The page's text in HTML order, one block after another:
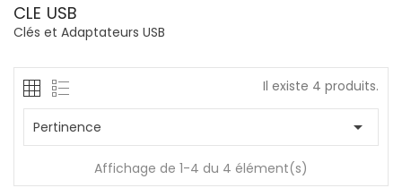
CLE USB
Clés et Adaptateurs USB
Il existe 4 produits.
Pertinence 
Affichage de 1-4 du 4 élément(s)